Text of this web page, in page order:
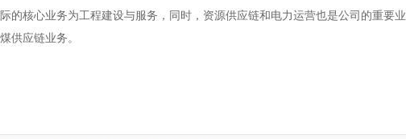
的核心业务为工程建设与服务，同时，资源供应链和电力运营也是公司的重要业
供应链业务。